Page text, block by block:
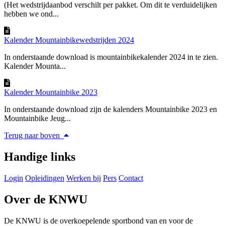
(Het wedstrijdaanbod verschilt per pakket. Om dit te verduidelijken
hebben we ond...
Kalender Mountainbikewedstrijden 2024
In onderstaande download is mountainbikekalender 2024 in te zien.
Kalender Mounta...
Kalender Mountainbike 2023
In onderstaande download zijn de kalenders Mountainbike 2023 en
Mountainbike Jeug...
Terug naar boven
Handige links
Login Opleidingen Werken bij Pers Contact
Over de KNWU
De KNWU is de overkoepelende sportbond van en voor de